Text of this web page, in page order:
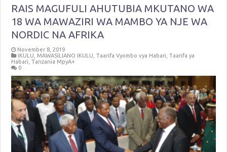
RAIS MAGUFULI AHUTUBIA MKUTANO WA
18 WA MAWAZIRI WA MAMBO YA NJE WA
NORDIC NA AFRIKA
November 8, 2019
IKULU
MAWASILIANO IKULU ,Taarifa Vyombo vya Habari ,Taarifa ya
Habari ,Tanzania MpyA+
0